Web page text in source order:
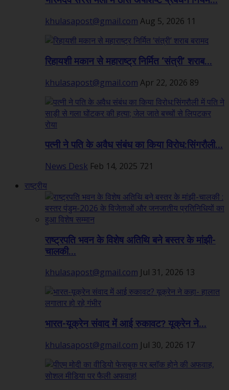
khulasapost@gmail.com Aug 5, 2026 11
रिहायशी मकान से महाराष्ट्र निर्मित ‘संत्री’ शराब...
khulasapost@gmail.com Apr 22, 2026 89
पत्नी ने पति के अवैध संबंध का किया विरोध:सिंगरौली...
News Desk Feb 14, 2025 721
राष्ट्रीय
राष्ट्रपति भवन के विशेष अतिथि बने बस्तर के मांझी-
चालकी...
khulasapost@gmail.com Jul 31, 2026 13
भारत-यूक्रेन संवाद में आई रुकावट? यूक्रेन ने...
khulasapost@gmail.com Jul 30, 2026 17